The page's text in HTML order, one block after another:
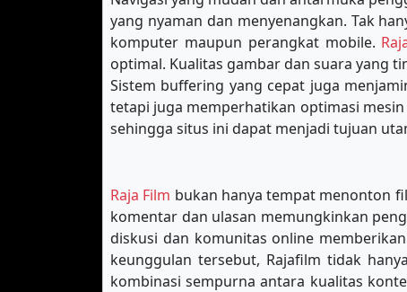
yang nyaman dan menyenangkan. Tak
komputer maupun perangkat mobile.
optimal. Kualitas gambar dan suara yang
Sistem buffering yang cepat juga
tetapi juga memperhatikan optimasi
sehingga situs ini dapat menjadi tujuan
Raja Film bukan hanya tempat menonton
komentar dan ulasan memungkinkan
diskusi dan komunitas online
keunggulan tersebut, Rajafilm tidak
kombinasi sempurna antara kualitas